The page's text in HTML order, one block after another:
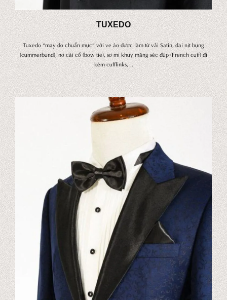
TUXEDO
Tuxedo “may đo chuẩn mực” với ve áo được làm từ vải Satin, đai nịt bụng
(cummerbund), nơ cài cổ (bow tie), sơ mi khuy măng séc đúp (French cuff) đi
kèm cufflinks,….